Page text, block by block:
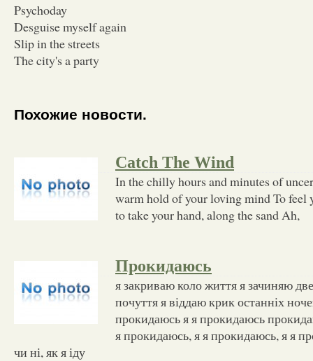
Psychoday
Desguise myself again
Slip in the streets
The city's a party
Похожие новости.
Catch The Wind
In the chilly hours and minutes of
warm hold of your loving mind To feel
to take your hand, along the sand Ah,
Прокидаюсь
я закриваю коло життя я зачиняю
почуття я віддаю крик останніх
прокидаюсь я я прокидаюсь
я прокидаюсь, я я прокидаюсь, я я
чи ні, як я іду